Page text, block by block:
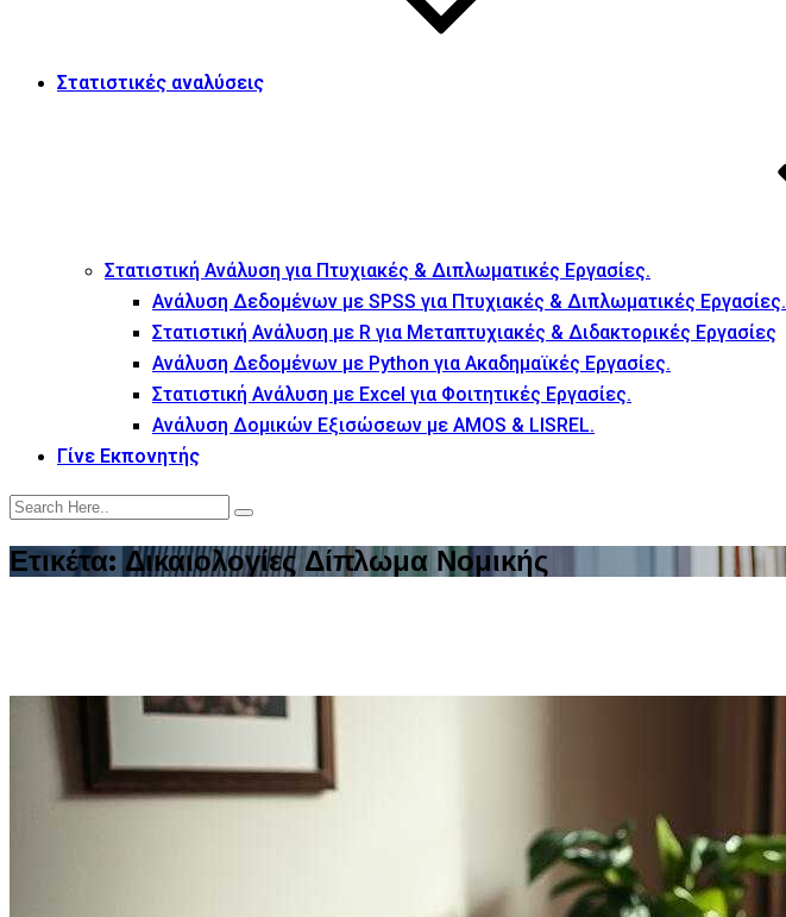
Στατιστικές αναλύσεις
Στατιστική Ανάλυση για Πτυχιακές & Διπλωματικές Εργασίες.
Ανάλυση Δεδομένων με SPSS για Πτυχιακές & Διπλωματικές Εργασίες.
Στατιστική Ανάλυση με R για Μεταπτυχιακές & Διδακτορικές Εργασίες
Ανάλυση Δεδομένων με Python για Ακαδημαϊκές Εργασίες.
Στατιστική Ανάλυση με Excel για Φοιτητικές Εργασίες.
Ανάλυση Δομικών Εξισώσεων με AMOS & LISREL.
Γίνε Εκπονητής
Ετικέτα: Δικαιολογίες Δίπλωμα Νομικής